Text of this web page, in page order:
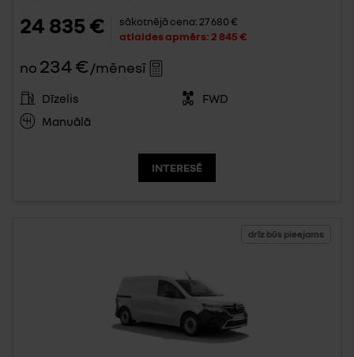
24 835 € sākotnējā cena: 27 680 €
atlaides apmērs: 2 845 €
no 234 € /mēnesī
Dīzelis
FWD
Manuālā
INTERESĒ
drīz būs pieejams